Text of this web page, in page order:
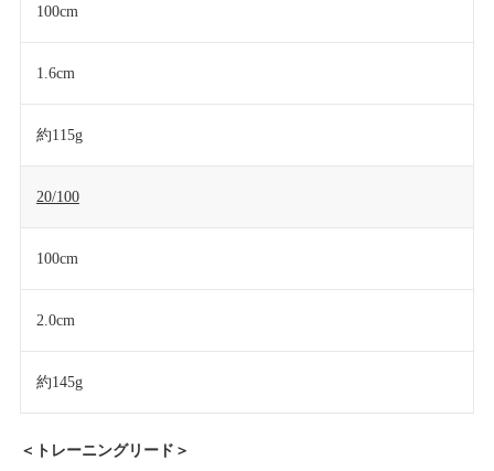
100cm
1.6cm
約115g
20/100
100cm
2.0cm
約145g
＜トレーニングリード＞